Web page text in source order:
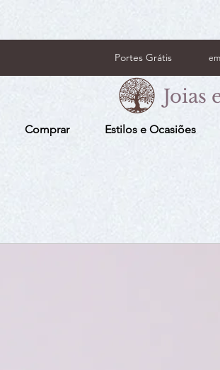
Portes Grátis
Joias
Comprar Estilos e Ocasiões